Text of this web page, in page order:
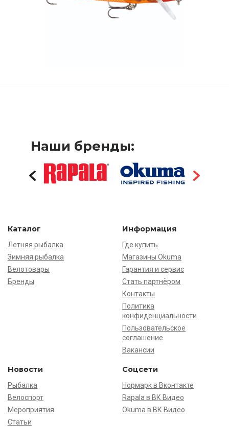
Наши бренды:
Каталог
Летняя рыбалка
Зимняя рыбалка
Велотовары
Бренды
Информация
Где купить
Магазины Okuma
Гарантия и сервис
Стать партнёром
Контакты
Политика
конфиденциальности
Пользовательское
соглашение
Вакансии
Новости
Рыбалка
Велоспорт
Мероприятия
Статьи
Соцсети
Нормарк в Вконтакте
Rapala в ВК Видео
Okuma в ВК Видео